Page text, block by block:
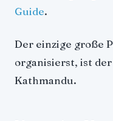
Guide.
Der einzige große
organisierst, ist
Kathmandu.